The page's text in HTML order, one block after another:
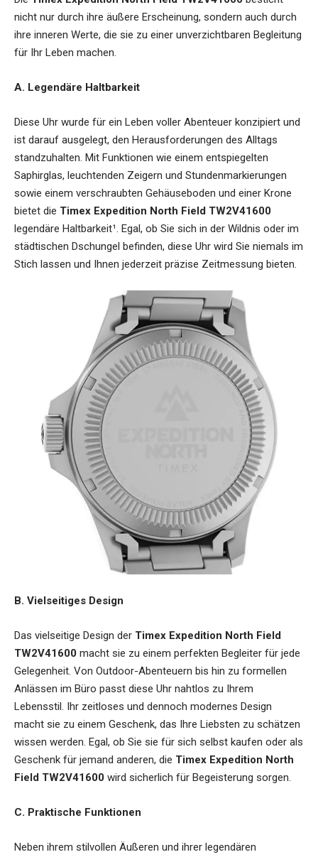
nicht nur durch ihre äußere Erscheinung, sondern auch durch
ihre inneren Werte, die sie zu einer unverzichtbaren Begleitung
für Ihr Leben machen.
A. Legendäre Haltbarkeit
Diese Uhr wurde für ein Leben voller Abenteuer konzipiert und
ist darauf ausgelegt, den Herausforderungen des Alltags
standzuhalten. Mit Funktionen wie einem entspiegelten
Saphirglas, leuchtenden Zeigern und Stundenmarkierungen
sowie einem verschraubten Gehäuseboden und einer Krone
bietet die Timex Expedition North Field TW2V41600
legendäre Haltbarkeit¹. Egal, ob Sie sich in der Wildnis oder im
städtischen Dschungel befinden, diese Uhr wird Sie niemals im
Stich lassen und Ihnen jederzeit präzise Zeitmessung bieten.
B. Vielseitiges Design
Das vielseitige Design der Timex Expedition North Field
TW2V41600 macht sie zu einem perfekten Begleiter für jede
Gelegenheit. Von Outdoor-Abenteuern bis hin zu formellen
Anlässen im Büro passt diese Uhr nahtlos zu Ihrem
Lebensstil. Ihr zeitloses und dennoch modernes Design
macht sie zu einem Geschenk, das Ihre Liebsten zu schätzen
wissen werden. Egal, ob Sie sie für sich selbst kaufen oder als
Geschenk für jemand anderen, die Timex Expedition North
Field TW2V41600 wird sicherlich für Begeisterung sorgen.
C. Praktische Funktionen
Neben ihrem stilvollen Äußeren und ihrer legendären